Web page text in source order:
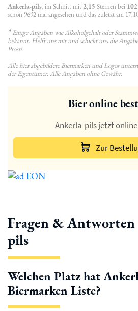
Ankerla-pils, im Schnitt mit 2,15 Sternen bei 102
schon 9692 mal angesehen und das zuletzt am
*Einige Angaben wie Alkoholgehalt oder
bekannt. Helft uns mit und schickt uns die
Prost!
Alle hier abgebildete Biermarken und Logos
der Eigentümer. Alle Angaben ohne Gewähr.
Bier online
Ankerla-pils jetzt
Zur
Fragen &
pils
Welchen Platz hat
Biermarken Liste?